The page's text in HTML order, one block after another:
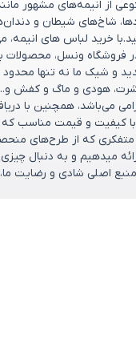
انیمه‌های مشهور
شاخ‌های شیطان و
خرید لباس های انیمه،
فروشگاه ونسل، محصولات
و شیک ما نه تنها
هودی و ماگ و کفش و..
می‌باشد، همچنین با
کیفیت و قیمت مناسب
که از طرح‌های
میدهیم و به دنبال
ونسل در سال ۱۴۰۰ تأسیس شده